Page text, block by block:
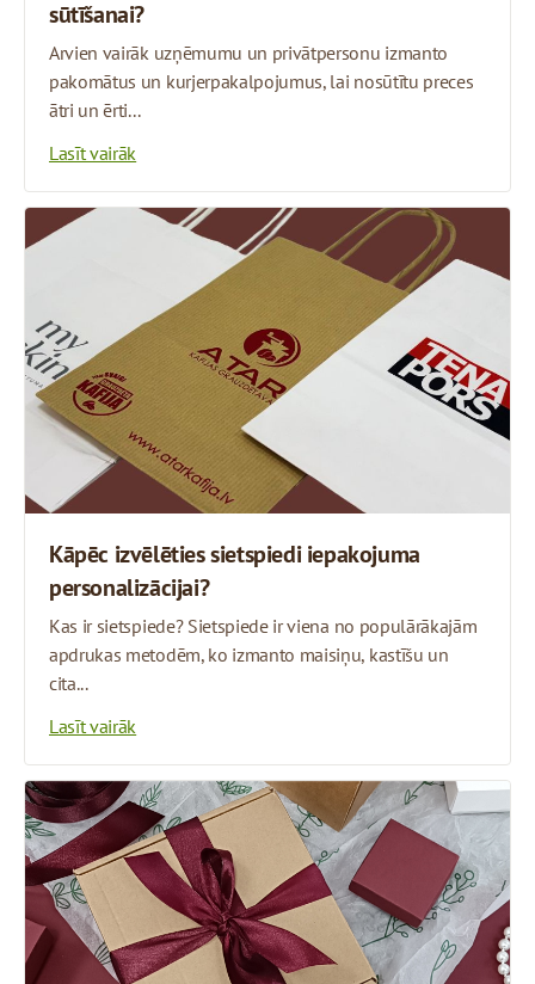
sūtīšanai?
Arvien vairāk uzņēmumu un privātpersonu izmanto
pakomātus un kurjerpakalpojumus, lai nosūtītu preces
ātri un ērti...
Lasīt vairāk
Kāpēc izvēlēties sietspiedi iepakojuma
personalizācijai?
Kas ir sietspiede? Sietspiede ir viena no populārākajām
apdrukas metodēm, ko izmanto maisiņu, kastīšu un
cita...
Lasīt vairāk